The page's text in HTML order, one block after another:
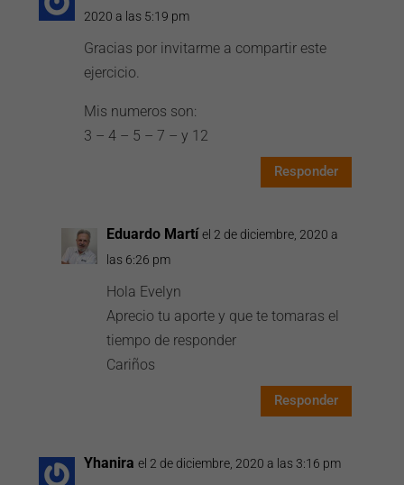
2020 a las 5:19 pm
Gracias por invitarme a compartir este
ejercicio.
Mis numeros son:
3 – 4 – 5 – 7 – y 12
Responder
Eduardo Martí el 2 de diciembre, 2020 a
las 6:26 pm
Hola Evelyn
Aprecio tu aporte y que te tomaras el
tiempo de responder
Cariños
Responder
Yhanira el 2 de diciembre, 2020 a las 3:16 pm